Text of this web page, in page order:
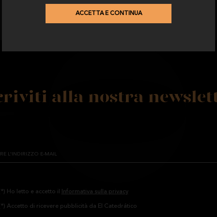
ACCETTA E CONTINUA
alla nostra
Ho letto e accetto il Informativa sulla privacy
Accetto di ricevere pubblicità da El Catedrático